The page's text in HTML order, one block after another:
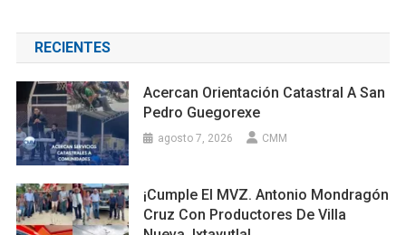
RECIENTES
Acercan Orientación Catastral A San
Pedro Guegorexe
agosto 7, 2026 CMM
¡Cumple El MVZ. Antonio Mondragón
Cruz Con Productores De Villa